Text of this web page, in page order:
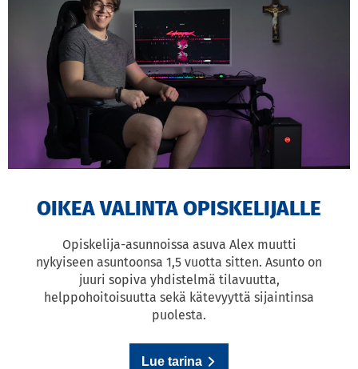
OIKEA VALINTA OPISKELIJALLE
Opiskelija-asunnoissa asuva Alex muutti
nykyiseen asuntoonsa 1,5 vuotta sitten. Asunto on
juuri sopiva yhdistelmä tilavuutta,
helppohoitoisuutta sekä kätevyyttä sijaintinsa
puolesta.
Lue tarina